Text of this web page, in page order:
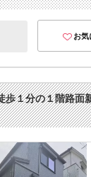
お気
歩１分の１階路面